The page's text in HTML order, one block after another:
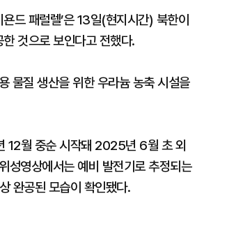
드 패럴렐’은 13일(현지시간) 북한이
것으로 보인다고 전했다.
물질 생산을 위한 우라늄 농축 시설을
12월 중순 시작돼 2025년 6월 초 외
성영상에서는 예비 발전기로 추정되는
완공된 모습이 확인됐다.